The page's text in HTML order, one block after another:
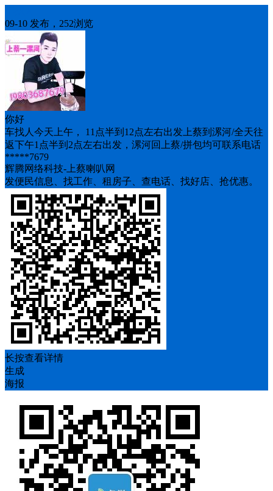
09-10 发布，252浏览
你好
车找人今天上午， 11点半到12点左右出发上蔡到漯河/全天往
返下午1点半到2点左右出发，漯河回上蔡/拼包均可联系电话
*****7679
辉腾网络科技-上蔡喇叭网
发便民信息、找工作、租房子、查电话、找好店、抢优惠。
长按查看详情
生成
海报